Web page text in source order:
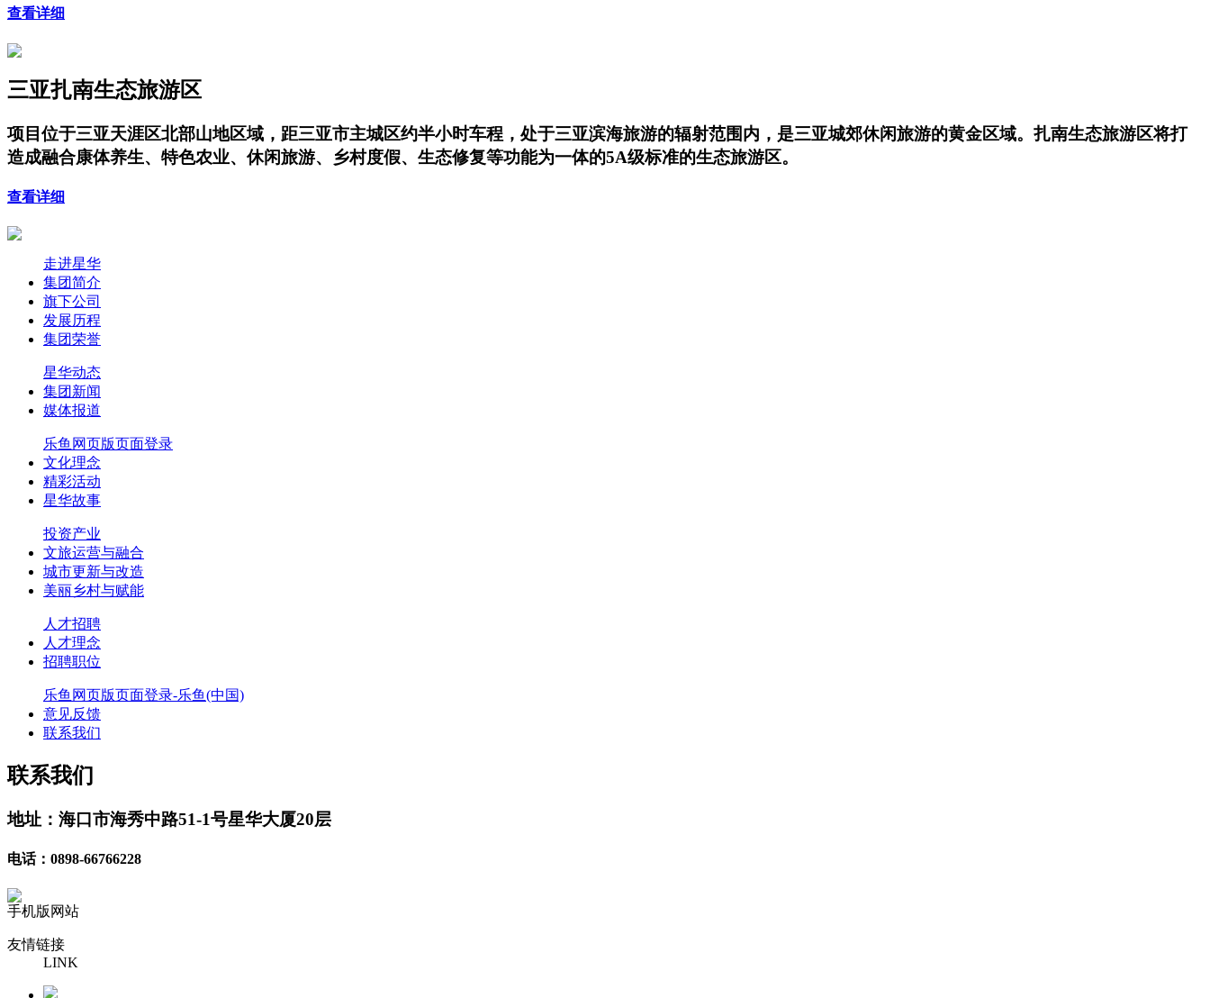
查看详细
三亚扎南生态旅游区
项目位于三亚天涯区北部山地区域，距三亚市主城区约半小时车程，处于三亚滨海旅游的辐射范围内，是三亚城郊休闲旅游的黄金区域。扎南生态旅游区将打
造成融合康体养生、特色农业、休闲旅游、乡村度假、生态修复等功能为一体的5A级标准的生态旅游区。
查看详细
走进星华
集团简介
旗下公司
发展历程
集团荣誉
星华动态
集团新闻
媒体报道
乐鱼网页版页面登录
文化理念
精彩活动
星华故事
投资产业
文旅运营与融合
城市更新与改造
美丽乡村与赋能
人才招聘
人才理念
招聘职位
乐鱼网页版页面登录-乐鱼(中国)
意见反馈
联系我们
联系我们
地址：海口市海秀中路51-1号星华大厦20层
电话：0898-66766228
手机版网站
友情链接
LINK